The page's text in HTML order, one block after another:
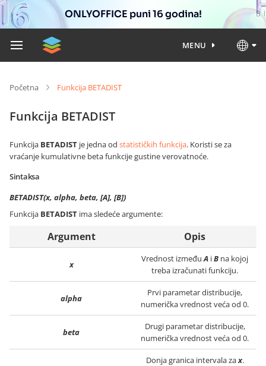
ONLYOFFICE puni 16 godina!
MENU
Početna Funkcija BETADIST
Funkcija BETADIST
Funkcija BETADIST je jedna od statističkih funkcija. Koristi se za
vraćanje kumulativne beta funkcije gustine verovatnoće.
Sintaksa
BETADIST(x, alpha, beta, [A], [B])
Funkcija BETADIST ima sledeće argumente:
Argument Opis
x
Vrednost izmeđuA iB na kojoj
treba izračunati funkciju.
alpha
Prvi parametar distribucije,
numerička vrednost veća od 0.
beta
Drugi parametar distribucije,
numerička vrednost veća od 0.
Donja granica intervala zax.